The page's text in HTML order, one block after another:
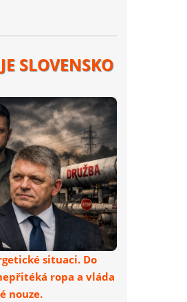
SLOVENSKO
situaci. Do
ropa a vláda
nouze.